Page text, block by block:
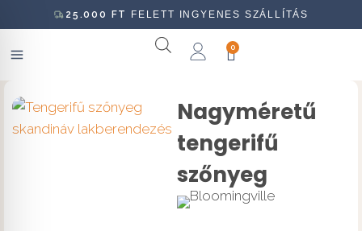
25.000 FT FELETT INGYENES SZÁLLÍTÁS
0
Nagyméretű
tengerifű
szőnyeg